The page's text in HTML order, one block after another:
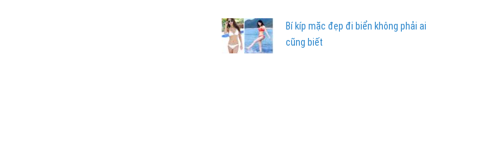
Bí kíp mặc đẹp đi biển không phải ai
cũng biết